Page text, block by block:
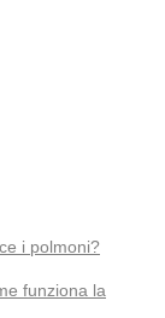
i polmoni?
funziona la